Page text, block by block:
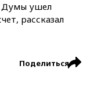
Думы ушел
рассказал
Поделиться